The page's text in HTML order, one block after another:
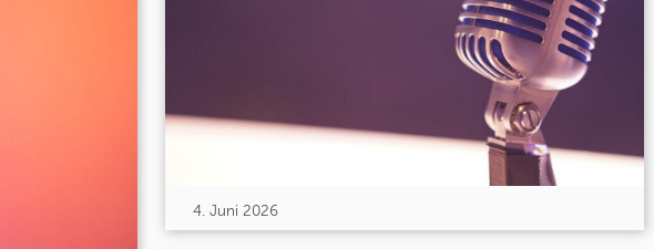
4. Juni 2026